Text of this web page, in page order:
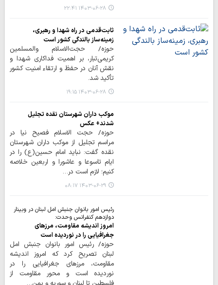
۱۴۰۳-۰۶-۲۸ ۲۲:۴۱
ثابت‌قدمی در راه شهدا و رهبری،
زمینه‌ساز بالندگی کشور است
حوزه/ حجت‌الاسلام‌ والمسلمین
کریمی‌تبار، بر اهمیت فداکاری شهدا و
نقش آنان در حفظ و ارتقاء امنیت کشور
تأکید شد.
۱۴۰۳-۰۶-۲۸ ۱۹:۱۵
موکب داران شهرستان نقده تجلیل
شدند+ عکس
حوزه/ حجت الاسلام فصیح نیا در
مراسم تجلیل از موکب داران شهرستان
نقده گفت: نباید امام حسین(ع) را در
ایام تاسوعا و عاشورا و اربعین خلاصه
کنیم؛ لازم است در…
۱۴۰۳-۰۶-۲۹ ۰۸:۱۷
رئیس امور بانوان جنبش امل لبنان در وبینار
دوازدهم کنفرانس وحدت:
امروز اندیشه مقاومت، مرزهای
جغرافیایی را در نوردیده است
حوزه/ رئیس امور بانوان جنبش امل
لبنان تصریح کرد که امروز اندیشه
مقاومت، مرزهای جغرافیایی را در
نوردیده است و محور مقاومت از